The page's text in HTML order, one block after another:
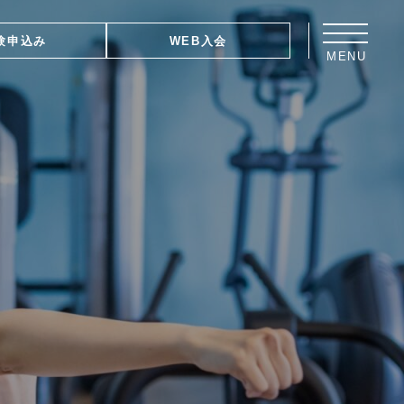
申込み
WEB入会
MENU